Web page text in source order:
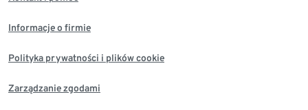
Informacje o firmie
Polityka prywatności i plików cookie
Zarządzanie zgodami